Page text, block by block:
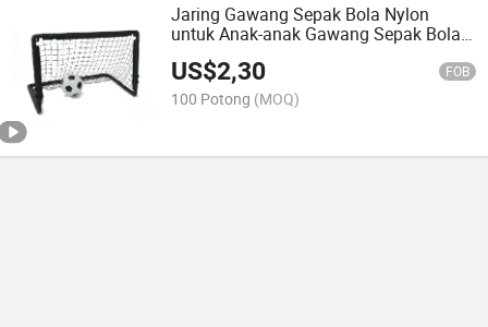
Jaring Gawang Sepak Bola Nylon
untuk Anak-anak Gawang Sepak Bola
Lipat Portabel
US$2,30 FOB
100 Potong (MOQ)